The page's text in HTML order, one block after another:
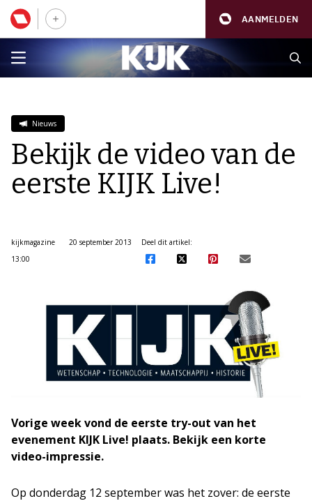
AANMELDEN
Nieuws
Bekijk de video van de
eerste KIJK Live!
kijkmagazine
20 september 2013
13:00
Deel dit artikel:
Vorige week vond de eerste try-out van het
evenement KIJK Live! plaats. Bekijk een korte
video-impressie.
Op donderdag 12 september was het zover: de eerste